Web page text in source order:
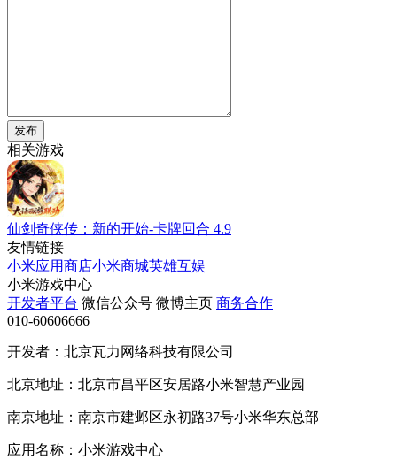
发布
相关游戏
仙剑奇侠传：新的开始-卡牌回合 4.9
友情链接
小米应用商店小米商城英雄互娱
小米游戏中心
开发者平台 微信公众号 微博主页 商务合作
010-60606666
开发者：北京瓦力网络科技有限公司
北京地址：北京市昌平区安居路小米智慧产业园
南京地址：南京市建邺区永初路37号小米华东总部
应用名称：小米游戏中心